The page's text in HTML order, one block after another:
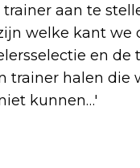
aan te
welke kant we
en de
trainer halen die
kunnen…'